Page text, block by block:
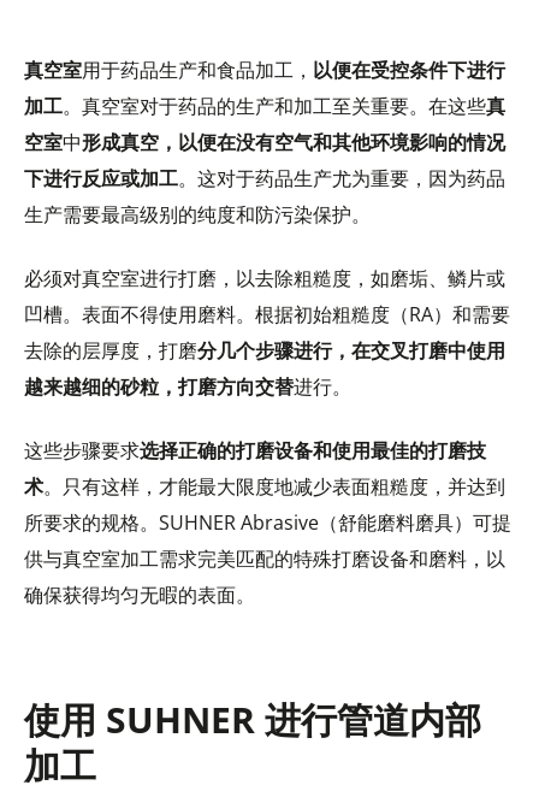
真空室用于药品生产和食品加工， 以便在受控条件下进行
加工。真空室对于药品的生产和加工至关重要。在这些真
空室中形成真空，以便在没有空气和其他环境影响的情况
下进行反应或加工。这对于药品生产尤为重要，因为药品
生产需要最高级别的纯度和防污染保护。
必须对真空室进行打磨，以去除粗糙度，如磨垢、鳞片或
凹槽。表面不得使用磨料。根据初始粗糙度（RA）和需要
去除的层厚度，打磨分几个步骤进行，在交叉打磨中使用
越来越细的砂粒，打磨方向交替进行。
这些步骤要求选择正确的打磨设备和使用最佳的打磨技
术。只有这样，才能最大限度地减少表面粗糙度，并达到
所要求的规格。SUHNER Abrasive（舒能磨料磨具）可提
供与真空室加工需求完美匹配的特殊打磨设备和磨料，以
确保获得均匀无暇的表面。
使用 SUHNER 进行管道内部
加工